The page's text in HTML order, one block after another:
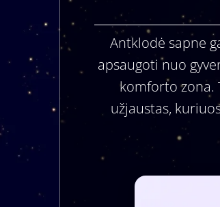
Antklodė sapne
apsaugoti nuo
komforto zona.
užjaustas,